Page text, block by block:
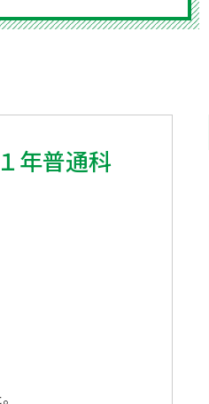
年普通科